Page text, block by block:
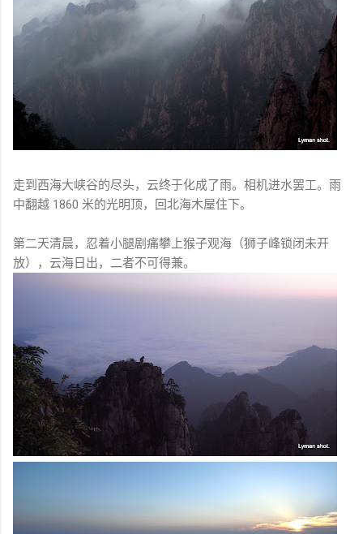
走到西海大峡谷的尽头，云终于化成了雨。相机进水罢工。雨
中翻越 1860 米的光明顶，回北海木屋住下。
第二天清晨，忍着小腿剧痛攀上猴子观海（狮子峰锁闭未开
放），云海日出，二者不可得兼。